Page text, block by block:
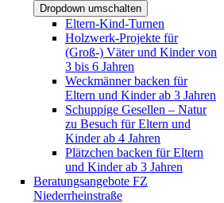
Dropdown umschalten
Eltern-Kind-Turnen
Holzwerk-Projekte für
(Groß-) Väter und Kinder von
3 bis 6 Jahren
Weckmänner backen für
Eltern und Kinder ab 3 Jahren
Schuppige Gesellen – Natur
zu Besuch für Eltern und
Kinder ab 4 Jahren
Plätzchen backen für Eltern
und Kinder ab 3 Jahren
Beratungsangebote FZ
Niederrheinstraße